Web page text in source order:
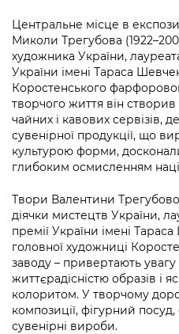
Центральне місце в
Миколи Трегубова
художника України,
України імені Тараса
Коростенського
творчого життя він
чайних і кавових сервізів,
сувенірної продукції, що
культурою форми,
глибоким осмисленням
Твори Валентини
діячки мистецтв України,
премії України імені
головної художниці
заводу – привертають
життєрадісністю образів і
колоритом. У творчому
композиції, фігурний
сувенірні вироби.